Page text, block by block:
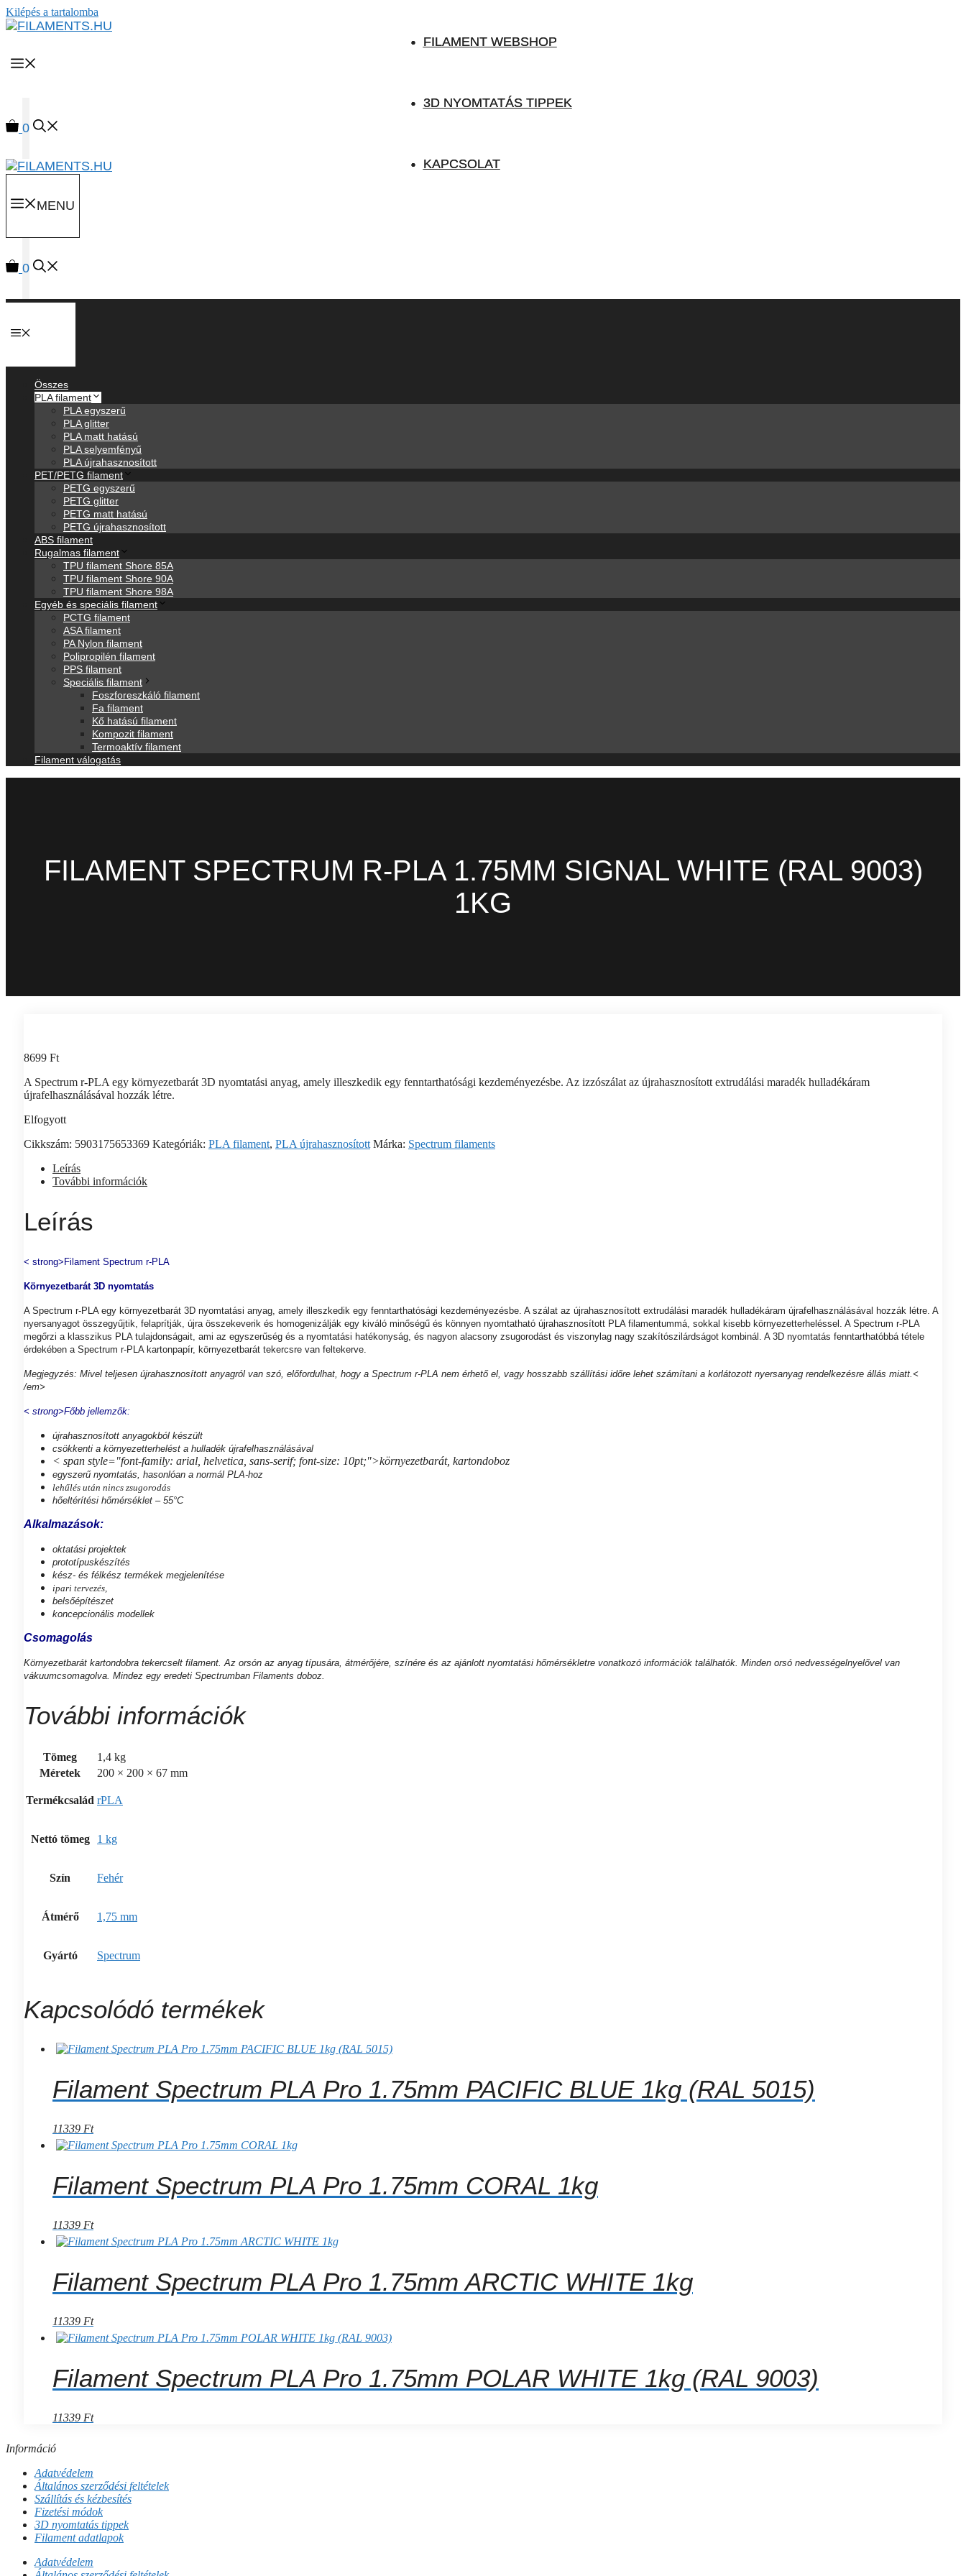
Kilépés a tartalomba
FILAMENT WEBSHOP
3D NYOMTATÁS TIPPEK
KAPCSOLAT
0
MENU
FILAMENT WEBSHOP
3D NYOMTATÁS TIPPEK
KAPCSOLAT
0
Összes
PLA filament
PLA egyszerű
PLA glitter
PLA matt hatású
PLA selyemfényű
PLA újrahasznosított
PET/PETG filament
PETG egyszerű
PETG glitter
PETG matt hatású
PETG újrahasznosított
ABS filament
Rugalmas filament
TPU filament Shore 85A
TPU filament Shore 90A
TPU filament Shore 98A
Egyéb és speciális filament
PCTG filament
ASA filament
PA Nylon filament
Polipropilén filament
PPS filament
Speciális filament
Foszforeszkáló filament
Fa filament
Kő hatású filament
Kompozit filament
Termoaktív filament
Filament válogatás
FILAMENT SPECTRUM R-PLA 1.75MM SIGNAL WHITE (RAL 9003)
1KG
8699 Ft
A Spectrum r-PLA egy környezetbarát 3D nyomtatási anyag, amely illeszkedik egy fenntarthatósági kezdeményezésbe. Az izzószálat az újrahasznosított extrudálási maradék hulladékáram
újrafelhasználásával hozzák létre.
Elfogyott
Cikkszám: 5903175653369 Kategóriák: PLA filament, PLA újrahasznosított Márka: Spectrum filaments
Leírás
További információk
Leírás
< strong>Filament Spectrum r-PLA
Környezetbarát 3D nyomtatás
A Spectrum r-PLA egy környezetbarát 3D nyomtatási anyag, amely illeszkedik egy fenntarthatósági kezdeményezésbe. A szálat az újrahasznosított extrudálási maradék hulladékáram újrafelhasználásával hozzák létre. A
nyersanyagot összegyűjtik, felaprítják, újra összekeverik és homogenizálják egy kiváló minőségű és könnyen nyomtatható újrahasznosított PLA filamentummá, sokkal kisebb környezetterheléssel. A Spectrum r-PLA
megőrzi a klasszikus PLA tulajdonságait, ami az egyszerűség és a nyomtatási hatékonyság, és nagyon alacsony zsugorodást és viszonylag nagy szakítószilárdságot kombinál. A 3D nyomtatás fenntarthatóbbá tétele
érdekében a Spectrum r-PLA kartonpapír, környezetbarát tekercsre van feltekerve.
Megjegyzés: Mivel teljesen újrahasznosított anyagról van szó, előfordulhat, hogy a Spectrum r-PLA nem érhető el, vagy hosszabb szállítási időre lehet számítani a korlátozott nyersanyag rendelkezésre állás miatt.<
/em>
< strong>Főbb jellemzők:
újrahasznosított anyagokból készült
csökkenti a környezetterhelést a hulladék újrafelhasználásával
< span style="font-family: arial, helvetica, sans-serif; font-size: 10pt;">környezetbarát, kartondoboz
egyszerű nyomtatás, hasonlóan a normál PLA-hoz
lehűlés után nincs zsugorodás
hőeltérítési hőmérséklet – 55°C
Alkalmazások:
oktatási projektek
prototípuskészítés
kész- és félkész termékek megjelenítése
ipari tervezés,
belsőépítészet
koncepcionális modellek
Csomagolás
Környezetbarát kartondobra tekercselt filament. Az orsón az anyag típusára, átmérőjére, színére és az ajánlott nyomtatási hőmérsékletre vonatkozó információk találhatók. Minden orsó nedvességelnyelővel van
vákuumcsomagolva. Mindez egy eredeti Spectrumban Filaments doboz.
További információk
Tömeg
1,4 kg
Méretek
200 × 200 × 67 mm
Termékcsalád rPLA
Nettó tömeg 1 kg
Szín Fehér
Átmérő 1,75 mm
Gyártó Spectrum
Kapcsolódó termékek
Filament Spectrum PLA Pro 1.75mm PACIFIC BLUE 1kg (RAL 5015)
11339 Ft
Filament Spectrum PLA Pro 1.75mm CORAL 1kg
11339 Ft
Filament Spectrum PLA Pro 1.75mm ARCTIC WHITE 1kg
11339 Ft
Filament Spectrum PLA Pro 1.75mm POLAR WHITE 1kg (RAL 9003)
11339 Ft
Információ
Adatvédelem
Általános szerződési feltételek
Szállítás és kézbesítés
Fizetési módok
3D nyomtatás tippek
Filament adatlapok
Adatvédelem